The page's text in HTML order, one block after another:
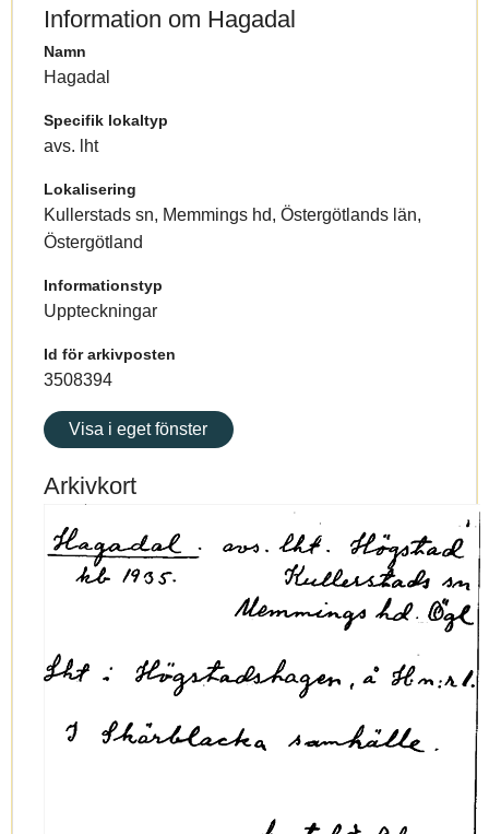
Information om Hagadal
Namn
Hagadal
Specifik lokaltyp
avs. lht
Lokalisering
Kullerstads sn, Memmings hd, Östergötlands län,
Östergötland
Informationstyp
Uppteckningar
Id för arkivposten
3508394
Visa i eget fönster
Arkivkort